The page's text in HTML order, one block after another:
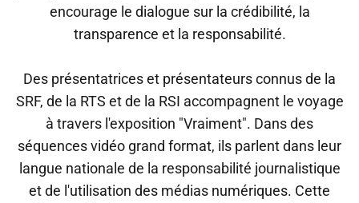
encourage le dialogue sur la crédibilité, la
transparence et la responsabilité.
Des présentatrices et présentateurs connus de la
SRF, de la RTS et de la RSI accompagnent le voyage
à travers l'exposition "Vraiment". Dans des
séquences vidéo grand format, ils parlent dans leur
langue nationale de la responsabilité journalistique
et de l'utilisation des médias numériques. Cette